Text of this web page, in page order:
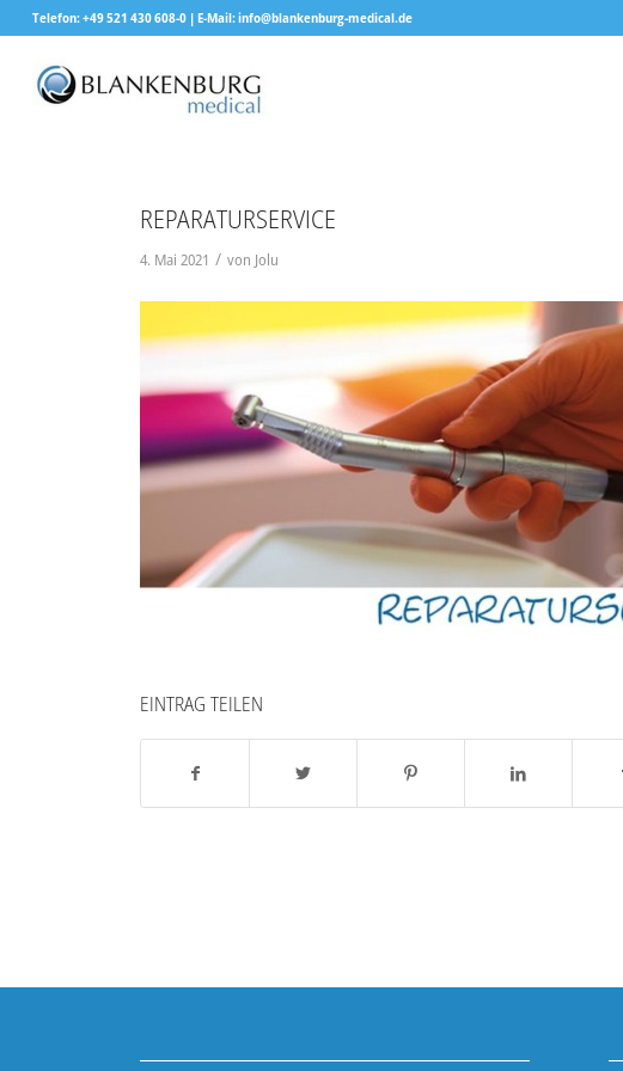
Telefon: +49 521 430 608-0 | E-Mail: info@blankenburg-medical.de
REPARATURSERVICE
4. Mai 2021 / von Jolu
EINTRAG TEILEN